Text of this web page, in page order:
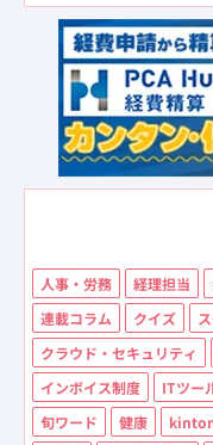
人事・労務 経理担当
連載コラム
クイズ
クラウド・セキュリティ
インボイス制度
ITツー
旬ワード
健康